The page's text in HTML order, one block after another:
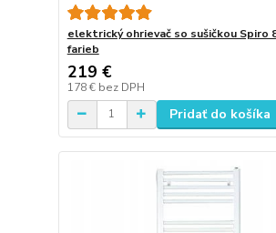
elektrický ohrievač so sušičkou Spiro
farieb
219 €
178 € bez DPH
Pridať do košíka